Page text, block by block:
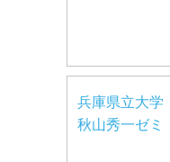
兵庫県立大学
秋山秀一ゼミ